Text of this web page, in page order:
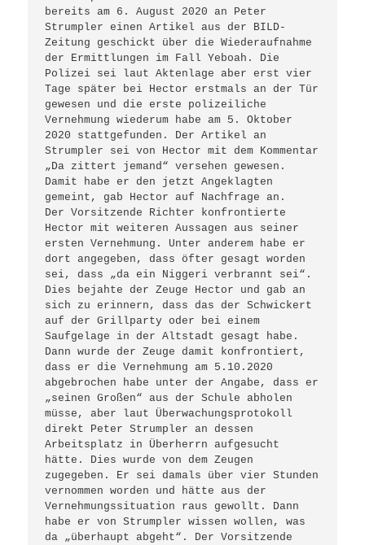
bereits am 6. August 2020 an Peter
Strumpler einen Artikel aus der BILD-
Zeitung geschickt über die Wiederaufnahme
der Ermittlungen im Fall Yeboah. Die
Polizei sei laut Aktenlage aber erst vier
Tage später bei Hector erstmals an der Tür
gewesen und die erste polizeiliche
Vernehmung wiederum habe am 5. Oktober
2020 stattgefunden. Der Artikel an
Strumpler sei von Hector mit dem Kommentar
„Da zittert jemand“ versehen gewesen.
Damit habe er den jetzt Angeklagten
gemeint, gab Hector auf Nachfrage an.
Der Vorsitzende Richter konfrontierte
Hector mit weiteren Aussagen aus seiner
ersten Vernehmung. Unter anderem habe er
dort angegeben, dass öfter gesagt worden
sei, dass „da ein Niggeri verbrannt sei“.
Dies bejahte der Zeuge Hector und gab an
sich zu erinnern, dass das der Schwickert
auf der Grillparty oder bei einem
Saufgelage in der Altstadt gesagt habe.
Dann wurde der Zeuge damit konfrontiert,
dass er die Vernehmung am 5.10.2020
abgebrochen habe unter der Angabe, dass er
„seinen Großen“ aus der Schule abholen
müsse, aber laut Überwachungsprotokoll
direkt Peter Strumpler an dessen
Arbeitsplatz in Überherrn aufgesucht
hätte. Dies wurde von dem Zeugen
zugegeben. Er sei damals über vier Stunden
vernommen worden und hätte aus der
Vernehmungssituation raus gewollt. Dann
habe er von Strumpler wissen wollen, was
da „überhaupt abgeht“. Der Vorsitzende